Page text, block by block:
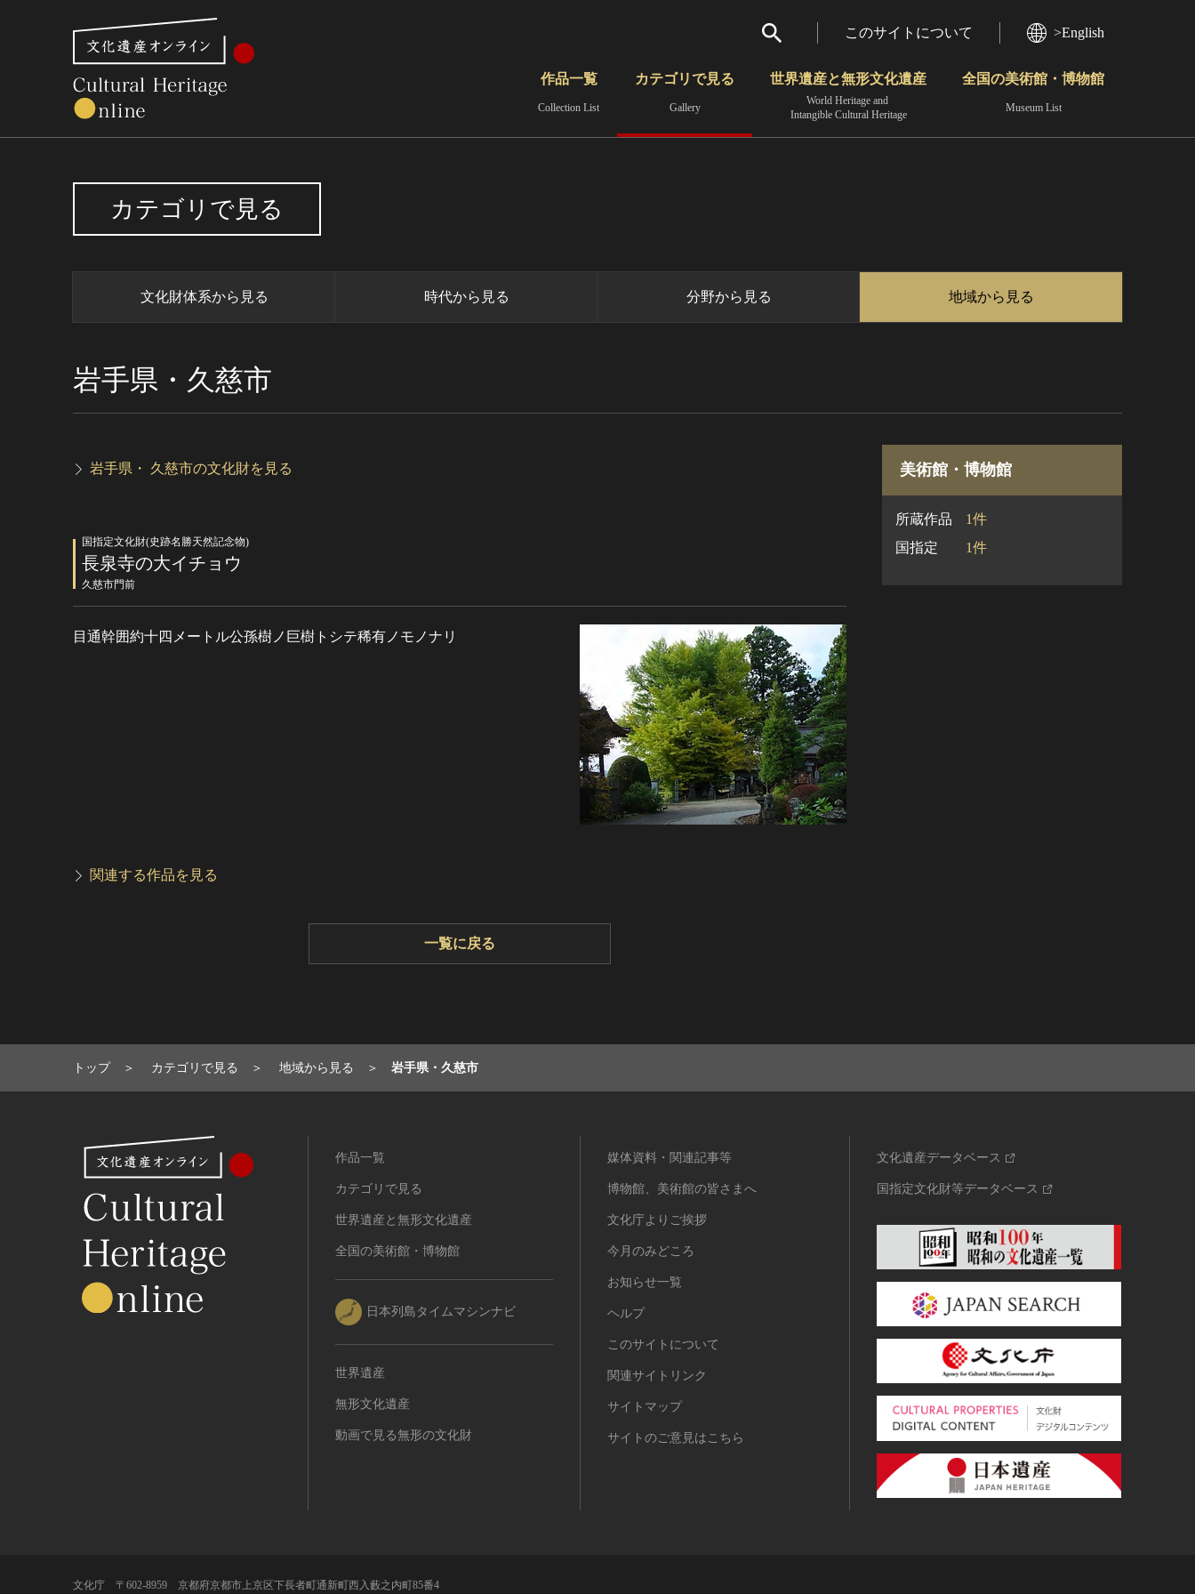
さらに詳細検索
このサイトについて >English
作品一覧
Collection List
カテゴリで見る
Gallery
世界遺産と無形文化遺産
World Heritage and
Intangible Cultural Heritage
全国の美術館・博物館
Museum List
カテゴリで見る
文化財体系から見る 時代から見る 分野から見る 地域から見る
岩手県・久慈市
岩手県・ 久慈市の文化財を見る
国指定文化財(史跡名勝天然記念物)
長泉寺の大イチョウ
久慈市門前
目通幹囲約十四メートル公孫樹ノ巨樹トシテ稀有ノモノナリ
関連する作品を見る
一覧に戻る
美術館・博物館
所蔵作品
1件
国指定
1件
トップ カテゴリで見る 地域から見る 岩手県・久慈市
作品一覧
カテゴリで見る
世界遺産と無形文化遺産
全国の美術館・博物館
日本列島タイムマシンナビ
世界遺産
無形文化遺産
動画で見る無形の文化財
媒体資料・関連記事等
博物館、美術館の皆さまへ
文化庁よりご挨拶
今月のみどころ
お知らせ一覧
ヘルプ
このサイトについて
関連サイトリンク
サイトマップ
サイトのご意見はこちら
文化遺産データベース
国指定文化財等データベース
文化庁 〒602-8959 京都府京都市上京区下長者町通新町西入藪之内町85番4